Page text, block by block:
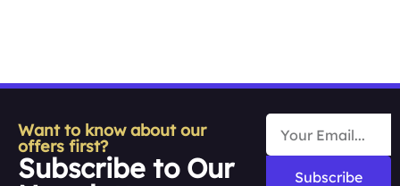
Want to know about our
offers first?
Subscribe to Our Subscribe